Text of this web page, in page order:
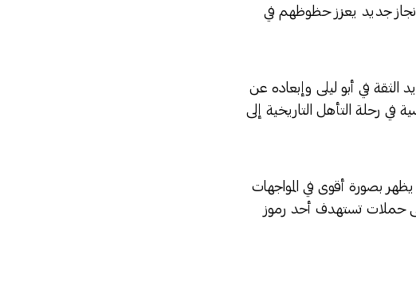
جديد يعزز حظوظهم في
الثقة في أبو ليلى وإبعاده عن
في رحلة التأهل التاريخية إلى
بصورة أقوى في المواجهات
حملات تستهدف أحد رموز